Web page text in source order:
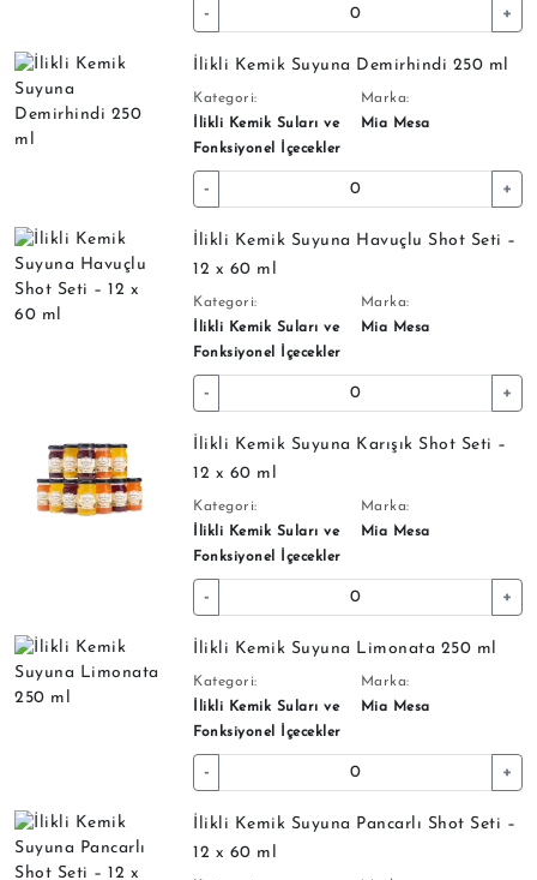
- +
İlikli Kemik Suyuna Demirhindi 250 ml
Kategori:
İlikli Kemik Suları ve
Fonksiyonel İçecekler
Marka:
Mia Mesa
- +
İlikli Kemik Suyuna Havuçlu Shot Seti –
12 x 60 ml
Kategori:
İlikli Kemik Suları ve
Fonksiyonel İçecekler
Marka:
Mia Mesa
- +
İlikli Kemik Suyuna Karışık Shot Seti –
12 x 60 ml
Kategori:
İlikli Kemik Suları ve
Fonksiyonel İçecekler
Marka:
Mia Mesa
- +
İlikli Kemik Suyuna Limonata 250 ml
Kategori:
İlikli Kemik Suları ve
Fonksiyonel İçecekler
Marka:
Mia Mesa
- +
İlikli Kemik Suyuna Pancarlı Shot Seti –
12 x 60 ml